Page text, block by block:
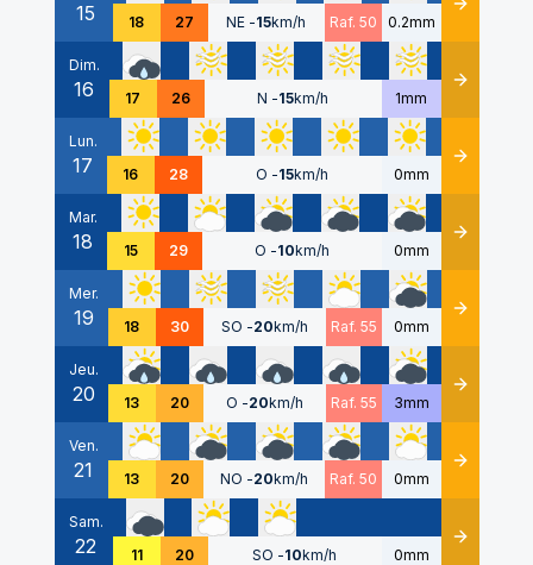
15 18 27 NE -15km/h Raf. 50 0.2mm Détails
Dim.
16 17 26 N -15km/h 1mm Détails
Lun.
17 16 28 O -15km/h 0mm Détails
Mar.
18 15 29 O -10km/h 0mm Détails
Mer.
19 18 30 SO -20km/h Raf. 55 0mm Détails
Jeu.
20 13 20 O -20km/h Raf. 55 3mm Détails
Ven.
21 13 20 NO -20km/h Raf. 50 0mm Détails
Sam.
22 11 20 SO -10km/h 0mm Détails